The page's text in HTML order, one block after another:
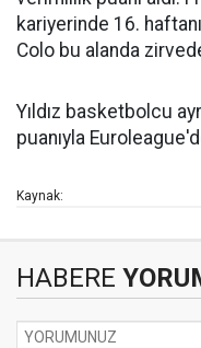
kariyerinde 16.
Colo bu alanda
Yıldız basketbolcu
puanıyla
Kaynak:
HABERE